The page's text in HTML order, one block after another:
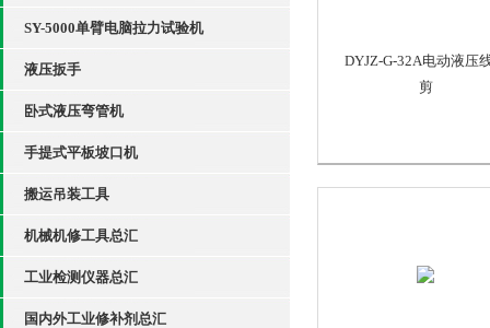
SY-5000单臂电脑拉力试验机
液压扳手
卧式液压弯管机
手提式平板坡口机
搬运吊装工具
机械机修工具总汇
工业检测仪器总汇
国内外工业修补剂总汇
DYJZ-G-32A电动液压
剪